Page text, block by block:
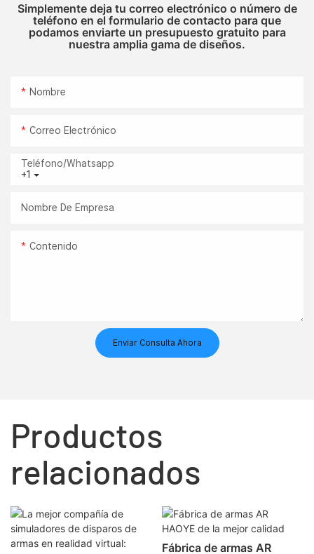
Simplemente deja tu correo electrónico o número de
teléfono en el formulario de contacto para que
podamos enviarte un presupuesto gratuito para
nuestra amplia gama de diseños.
Nombre
Correo Electrónico
+1
Teléfono/whatsapp
Nombre De Empresa
Contenido
Enviar Consulta Ahora
Productos
relacionados
Fábrica de armas AR